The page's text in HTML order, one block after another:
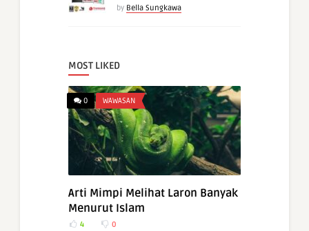
by Bella Sungkawa
MOST LIKED
0 WAWASAN
Arti Mimpi Melihat Laron Banyak
Menurut Islam
4 0